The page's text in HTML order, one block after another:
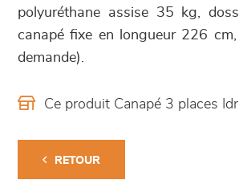
polyuréthane assise 35 kg,
canapé fixe en longueur 226
demande).
Ce produit Canapé 3 places
RETOUR